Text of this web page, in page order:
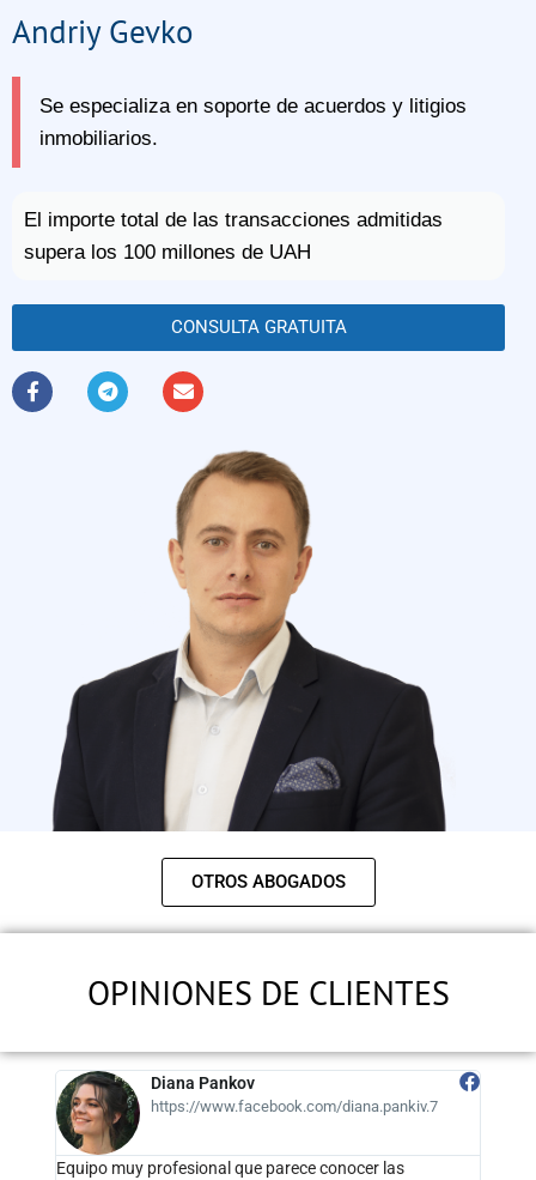
Andriy Gevko
Se especializa en soporte de acuerdos y litigios
inmobiliarios.
El importe total de las transacciones admitidas
supera los 100 millones de UAH
CONSULTA GRATUITA
OTROS ABOGADOS
OPINIONES DE CLIENTES
Tania Mikhalchuk
https://www.facebook.com/tanya.mikhalchuk.1
Estoy muy agradecido con Bargen Law Firm por su